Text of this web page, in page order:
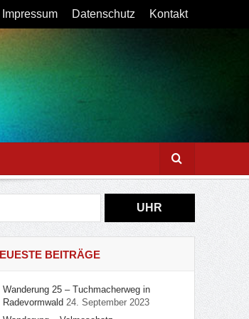
Impressum Datenschutz Kontakt
Tour 11 – Inka
UHR
BEITRÄGE
Wanderung 25 – Tuchmacherweg in
Radevormwald 24. September 2023